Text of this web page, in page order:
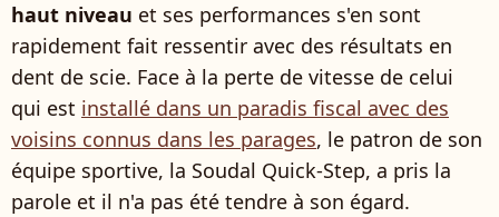
haut niveau et ses performances s'en sont
rapidement fait ressentir avec des résultats en
dent de scie. Face à la perte de vitesse de celui
qui est installé dans un paradis fiscal avec des
voisins connus dans les parages, le patron de son
équipe sportive, la Soudal Quick-Step, a pris la
parole et il n'a pas été tendre à son égard.